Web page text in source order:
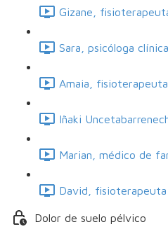
Gizane,
Sara, psicóloga
Amaia,
Iñaki
Marian, médico de
David,
Dolor de suelo pélvico